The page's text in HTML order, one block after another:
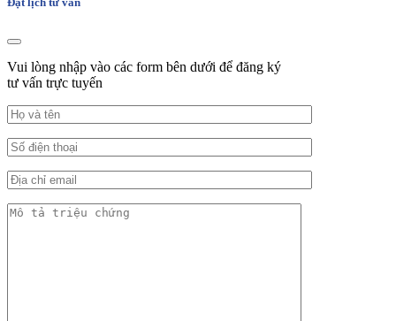
Vui lòng nhập vào các form bên dưới để đăng ký
tư vấn trực tuyến